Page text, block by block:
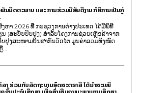
ນມິດຕະພາບ ແລະ ການຮ່ວມມືອັນດີງາມ ກໍຄືການເປັນຄູ່
ຫາ 2026 ທີ່ ກະຊວງການຕ່າງປະເທດ ໄດ້ມີພິທີ
(ສະບັບປັບປຸງ) ສໍາລັບໂຄງການຊ່ວຍເຫຼືອລ້າຈາກ
ປຸງສະໜາມບິນສາກົນວັດໄຕ ມູນຄ່າລວມທັງໝົດ
າ ຮ່ວມກັບລັດຖະບານອົດສະຕຣາລີ ໄດ້ນຳສະເໜີ